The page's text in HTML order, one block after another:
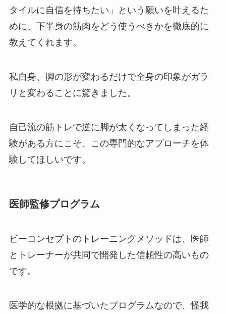
タイルに自信を持ちたい」という願いを叶えるた
めに、下半身の筋肉をどう使うべきかを徹底的に
教えてくれます。
私自身、脚の形が変わるだけで全身の印象がガラ
リと変わることに驚きました。
自己流の筋トレで逆に脚が太くなってしまった経
験がある方にこそ、この専門的なアプローチを体
験してほしいです。
医師監修プログラム
ビーコンセプトのトレーニングメソッドは、医師
とトレーナーが共同で開発した信頼性の高いもの
です。
医学的な根拠に基づいたプログラムなので、怪我